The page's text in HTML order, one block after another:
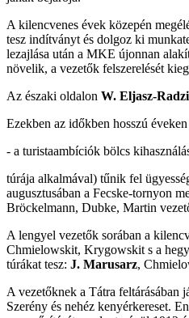
A kilencvenes évek közepén
tesz indítványt és dolgoz ki
lezajlása után a MKE újonnan
növelik, a vezetők felszerelését
Az északi oldalon W. Eljasz-
Ezekben az időkben hosszú
- a turistaambíciók bölcs
túrája alkalmával) tűnik fel
augusztusában a Fecske-tornyon
Bröckelmann, Dubke, Martin
A lengyel vezetők sorában a
Chmielowskit, Krygowskit s a
túrákat tesz: J. Marusarz,
A vezetőknek a Tátra feltárásában
Szerény és nehéz kenyérkereset.